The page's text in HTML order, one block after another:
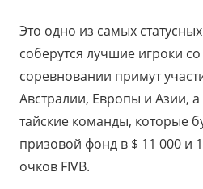
Это одно из самых
соберутся лучшие игроки
соревновании примут
Австралии, Европы и Азии,
тайские команды, которые
призовой фонд в $ 11 000 и
очков FIVB.